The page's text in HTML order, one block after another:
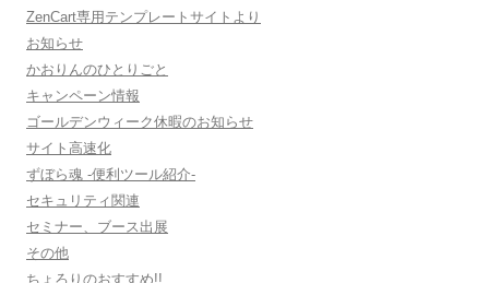
ZenCart専用テンプレートサイトより
お知らせ
かおりんのひとりごと
キャンペーン情報
ゴールデンウィーク休暇のお知らせ
サイト高速化
ずぼら魂 -便利ツール紹介-
セキュリティ関連
セミナー、ブース出展
その他
ちょろりのおすすめ!!